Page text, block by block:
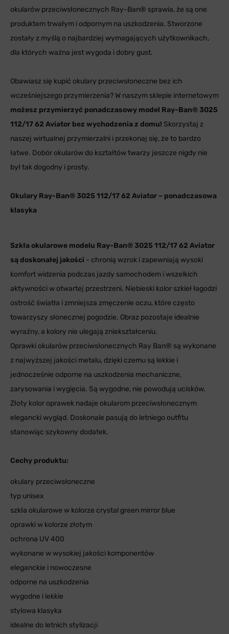
okularów przeciwsłonecznych Ray-Ban® sprawia, że są one
produktem trwałym i odpornym na uszkodzenia. Stworzone
zostały z myślą o najbardziej wymagających użytkownikach,
dla których ważna jest wygoda i dobry gust.
Obawiasz się kupić okulary przeciwsłoneczne bez ich
wcześniejszego przymierzenia? W naszym sklepie internetowym
możesz przymierzyć ponadczasowy model Ray-Ban® 3025
112/17 62 Aviator bez wychodzenia z domu! Skorzystaj z
naszej wirtualnej przymierzalni i przekonaj się, że to bardzo
łatwe. Dobór okularów do kształtów twarzy jeszcze nigdy nie
był tak dogodny i prosty.
Okulary Ray-Ban® 3025 112/17 62 Aviator – ponadczasowa
klasyka
Szkła okularowe modelu Ray-Ban® 3025 112/17 62 Aviator
są doskonałej jakości - chronią wzrok i zapewniają wysoki
komfort widzenia podczas jazdy samochodem i wszelkich
aktywności w otwartej przestrzeni. Niebieski kolor szkieł łagodzi
ostrość światła i zmniejsza zmęczenie oczu, które często
towarzyszy słonecznej pogodzie. Obraz pozostaje idealnie
wyraźny, a kolory nie ulegają zniekształceniu.
Oprawki okularów przeciwsłonecznych Ray Ban® są wykonane
z najwyższej jakości metalu, dzięki czemu są lekkie i
jednocześnie odporne na uszkodzenia mechaniczne,
zarysowania i wygięcia. Są wygodne, nie powodują ucisków.
Złoty kolor oprawek nadaje okularom przeciwsłonecznym
elegancki wygląd. Doskonale pasują do letniego outfitu
stanowiąc szykowny dodatek.
Cechy produktu:
okulary przeciwsłoneczne
typ unisex
szkła okularowe w kolorze crystal green mirror blue
oprawki w kolorze złotym
ochrona UV 400
wykonane w wysokiej jakości komponentów
eleganckie i nowoczesne
odporne na uszkodzenia
wygodne i lekkie
stylowa klasyka
idealne do letnich stylizacji